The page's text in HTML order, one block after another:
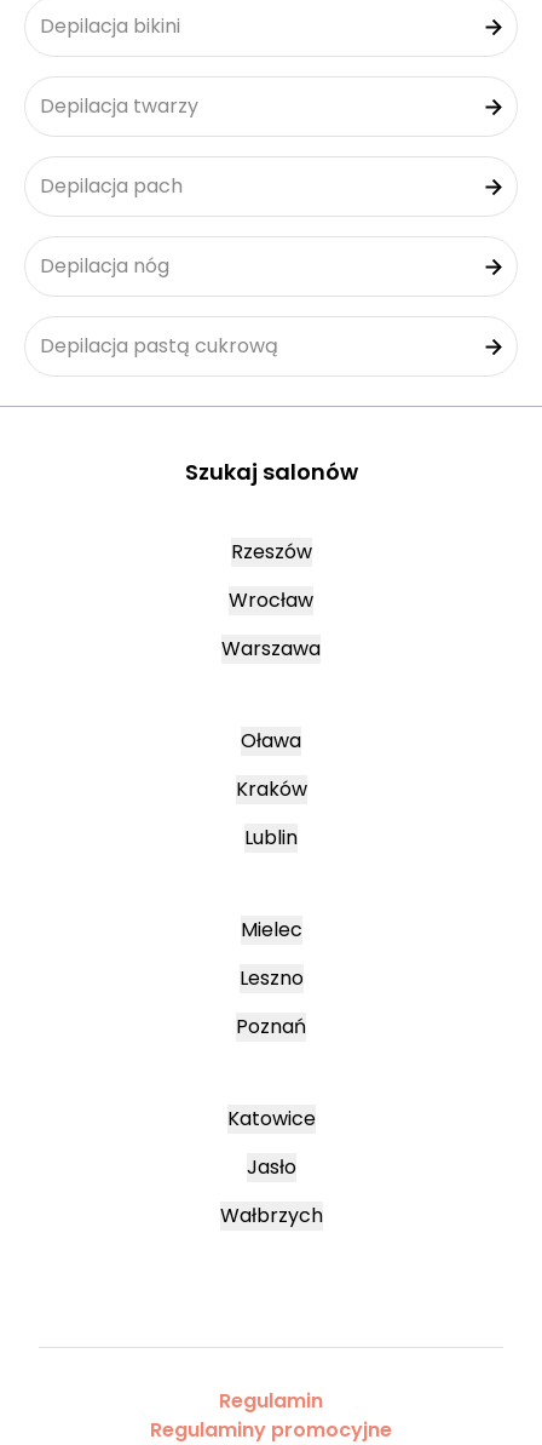
Depilacja bikini
Depilacja twarzy
Depilacja pach
Depilacja nóg
Depilacja pastą cukrową
Szukaj salonów
Rzeszów
Wrocław
Warszawa
Oława
Kraków
Lublin
Mielec
Leszno
Poznań
Katowice
Jasło
Wałbrzych
Regulamin
Regulaminy promocyjne